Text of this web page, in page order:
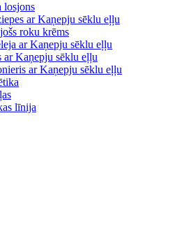
losjons
ar Kaņepju sēklu eļļu
roku krēms
ar Kaņepju sēklu eļļu
ar Kaņepju sēklu eļļu
ar Kaņepju sēklu eļļu
līnija